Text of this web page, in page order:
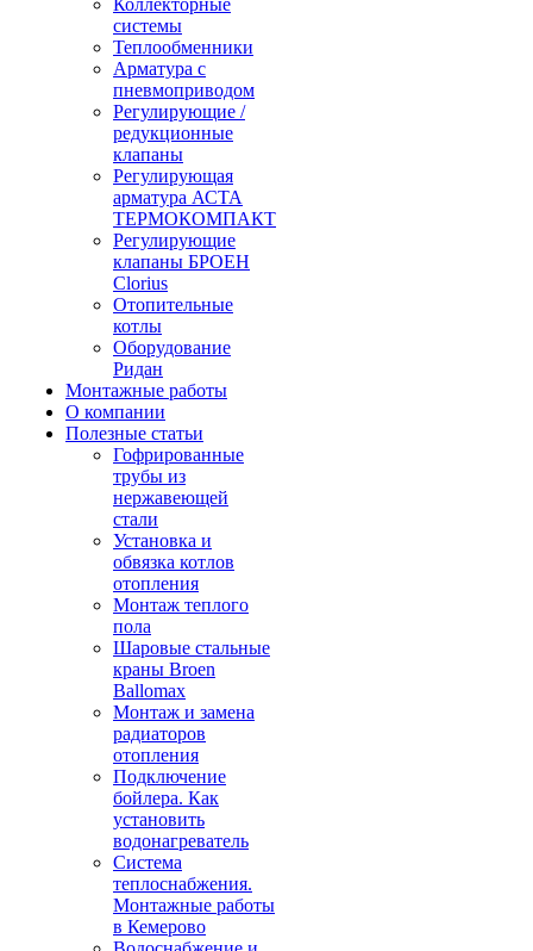
Коллекторные
системы
Теплообменники
Арматура с
пневмоприводом
Регулирующие /
редукционные
клапаны
Регулирующая
арматура АСТА
ТЕРМОКОМПАКТ
Регулирующие
клапаны БРОЕН
Clorius
Отопительные
котлы
Оборудование
Ридан
Монтажные работы
О компании
Полезные статьи
Гофрированные
трубы из
нержавеющей
стали
Установка и
обвязка котлов
отопления
Монтаж теплого
пола
Шаровые стальные
краны Broen
Ballomax
Монтаж и замена
радиаторов
отопления
Подключение
бойлера. Как
установить
водонагреватель
Система
теплоснабжения.
Монтажные работы
в Кемерово